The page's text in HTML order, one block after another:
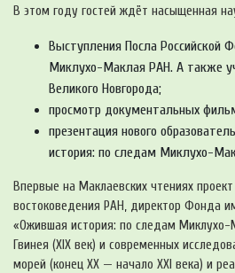
В этом году гостей ждёт насыщенная
Выступления Посла Российской
Миклухо-Маклая РАН. А также
Великого Новгорода;
просмотр документальных
презентация нового
история: по следам Миклухо-
Впервые на Маклаевских чтениях
востоковедения РАН, директор Фонда
«Ожившая история: по следам Миклухо-
Гвинея (XIX век) и современных
морей (конец XX — начало XXI века) и